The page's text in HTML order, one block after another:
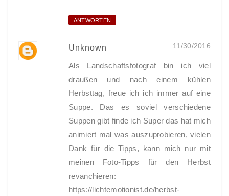
ANTWORTEN
Unknown 11/30/2016
Als Landschaftsfotograf bin ich viel
draußen und nach einem kühlen
Herbsttag, freue ich ich immer auf eine
Suppe. Das es soviel verschiedene
Suppen gibt finde ich Super das hat mich
animiert mal was auszuprobieren, vielen
Dank für die Tipps, kann mich nur mit
meinen Foto-Tipps für den Herbst
revanchieren:
https://lichtemotionist.de/herbst-